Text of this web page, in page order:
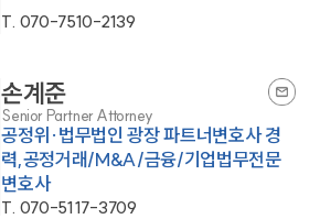
T. 070-7510-2139
손계준
Senior Partner Attorney
공정위·법무법인 광장 파트너변호사 경
력,공정거래/M&A/금융/기업법무전문
변호사
T. 070-5117-3709